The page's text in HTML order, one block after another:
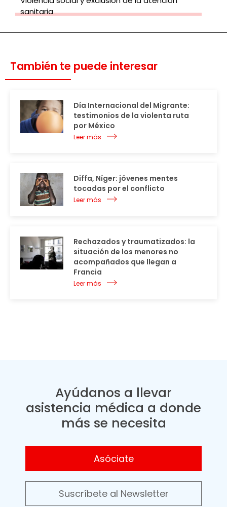
sanitaria
También te puede interesar
Día Internacional del Migrante:
testimonios de la violenta ruta
por México
Leer más
Diffa, Níger: jóvenes mentes
tocadas por el conflicto
Leer más
Rechazados y traumatizados: la
situación de los menores no
acompañados que llegan a
Francia
Leer más
Ayúdanos a llevar
asistencia médica a donde
más se necesita
Asóciate
Suscríbete al Newsletter